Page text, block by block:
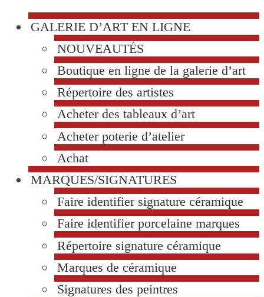
GALERIE D’ART EN LIGNE
NOUVEAUTÉS
Boutique en ligne de la galerie d’art
Répertoire des artistes
Acheter des tableaux d’art
Acheter poterie d’atelier
Achat
MARQUES/SIGNATURES
Faire identifier signature céramique
Faire identifier porcelaine marques
Répertoire signature céramique
Marques de céramique
Signatures des peintres